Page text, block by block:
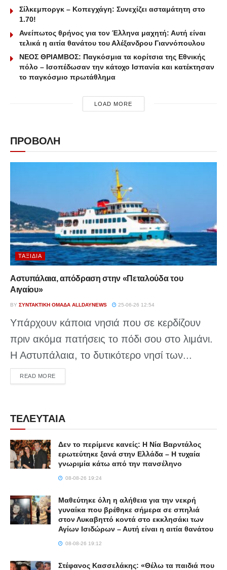
Σίλκεμποργκ – Κοπεγχάγη: Συνεχίζει ασταμάτητη στο
1.70!
Ανείπωτος θρήνος για τον Έλληνα μαχητή: Αυτή είναι
τελικά η αιτία θανάτου του Αλέξανδρου Γιαννόπουλου
ΝΕΟΣ ΘΡΙΑΜΒΟΣ: Παγκόσμια τα κορίτσια της Εθνικής
πόλο – Ισοπέδωσαν την κάτοχο Ισπανία και κατέκτησαν
το παγκόσμιο πρωτάθλημα
LOAD MORE
ΠΡΟΒΟΛΗ
ΤΑΞΊΔΙΑ
Αστυπάλαια, απόδραση στην «Πεταλούδα του
Αιγαίου»
BY ΣΥΝΤΑΚΤΙΚΉ ΟΜΆΔΑ ALLDAYNEWS 25-06-26 12:54
Υπάρχουν κάποια νησιά που σε κερδίζουν
πριν ακόμα πατήσεις το πόδι σου στο λιμάνι.
Η Αστυπάλαια, το δυτικότερο νησί των...
READ MOREDETAILS
ΤΕΛΕΥΤΑΙΑ
Δεν το περίμενε κανείς: Η Νία Βαρντάλος
ερωτεύτηκε ξανά στην Ελλάδα – Η τυχαία
γνωριμία κάτω από την πανσέληνο
08-08-26 19:24
Μαθεύτηκε όλη η αλήθεια για την νεκρή
γυναίκα που βρέθηκε σήμερα σε σπηλιά
στον Λυκαβηττό κοντά στο εκκλησάκι των
Αγίων Ισιδώρων – Αυτή είναι η αιτία θανάτου
08-08-26 19:12
Στέφανος Κασσελάκης: «Θέλω τα παιδιά που